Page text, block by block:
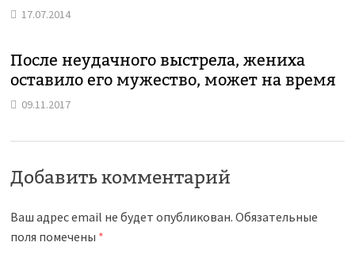
17.07.2014
После неудачного выстрела, жениха
оставило его мужество, может на время
09.11.2017
Добавить комментарий
Ваш адрес email не будет опубликован. Обязательные
поля помечены *